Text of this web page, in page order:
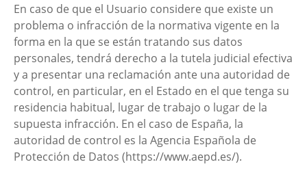
En caso de que el Usuario considere que existe un
problema o infracción de la normativa vigente en la
forma en la que se están tratando sus datos
personales, tendrá derecho a la tutela judicial efectiva
y a presentar una reclamación ante una autoridad de
control, en particular, en el Estado en el que tenga su
residencia habitual, lugar de trabajo o lugar de la
supuesta infracción. En el caso de España, la
autoridad de control es la Agencia Española de
Protección de Datos (https://www.aepd.es/).